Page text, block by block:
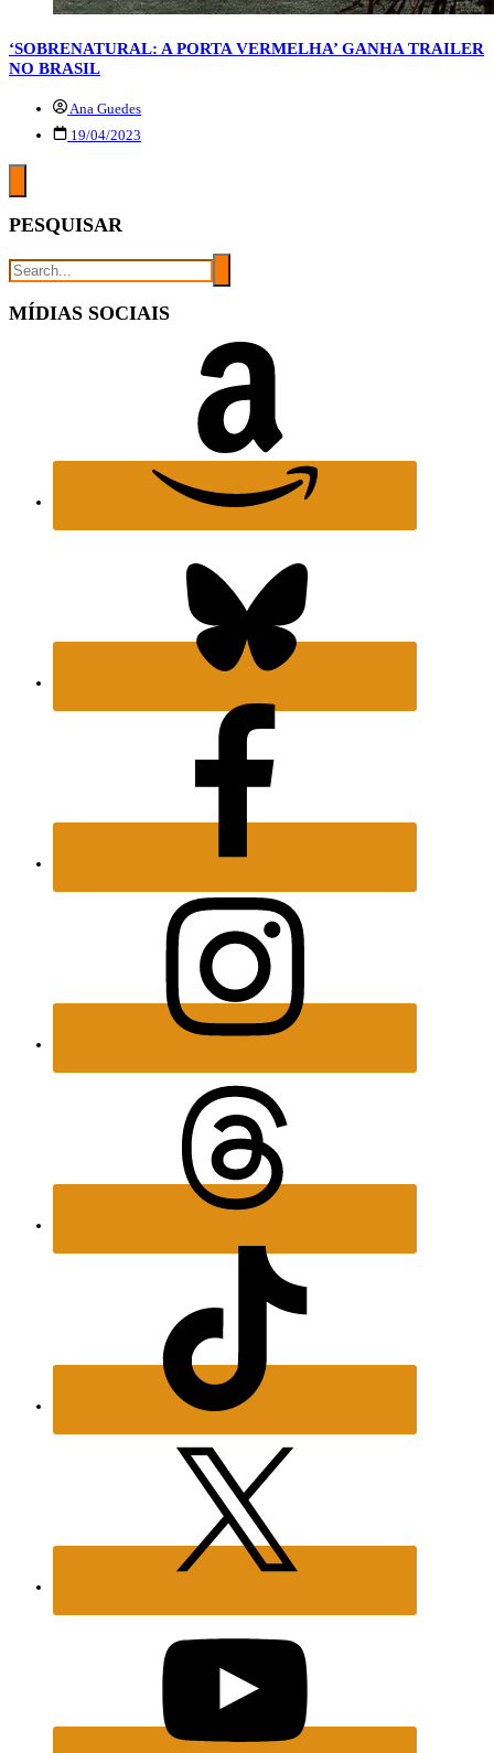
‘SOBRENATURAL: A PORTA VERMELHA’ GANHA TRAILER
NO BRASIL
Ana Guedes
19/04/2023
PESQUISAR
MÍDIAS SOCIAIS